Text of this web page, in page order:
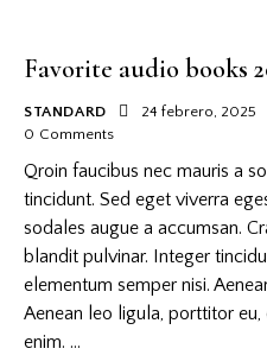
Favorite audio books
STANDARD 24 febrero, 2025
0 Comments
Qroin faucibus nec mauris a
tincidunt. Sed eget viverra
sodales augue a accumsan.
blandit pulvinar. Integer
elementum semper nisi.
Aenean leo ligula, porttitor
enim. …